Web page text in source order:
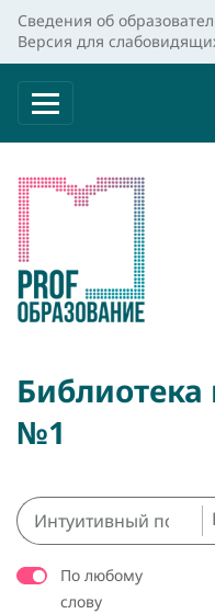
Сведения об
Версия для
№1
По любому
слову